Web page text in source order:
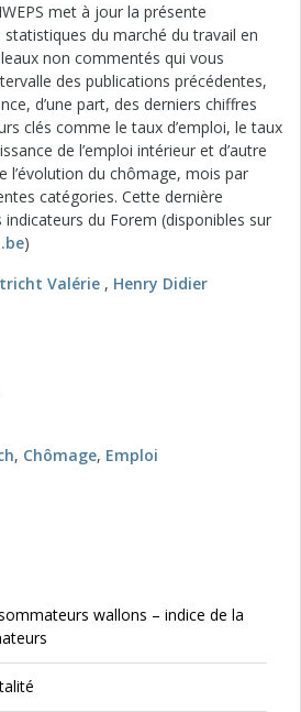
met à jour la présente
statistiques du marché du travail en
non commentés qui vous
des publications précédentes,
d’une part, des derniers chiffres
clés comme le taux d’emploi, le taux
de l’emploi intérieur et d’autre
l’évolution du chômage, mois par
catégories. Cette dernière
du Forem (disponibles sur
)
Valérie , Henry Didier
, Chômage, Emploi
wallons – indice de la